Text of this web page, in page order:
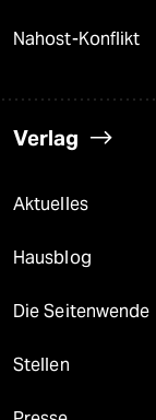
Nahost-Konflikt
Verlag
Aktuelles
Hausblog
Die Seitenwende
Stellen